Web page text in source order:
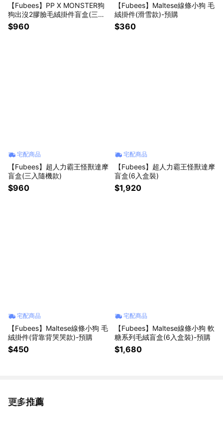
【Fubees】PP X MONSTER狗
狗出沒2膠臉毛絨掛件盲盒(三入
隨機款)
$960
【Fubees】Maltese線條小狗 毛
絨掛件(滑雪款)-預購
$360
宅配商品
【Fubees】超人力霸王怪獸達摩
盲盒(三入隨機款)
$960
宅配商品
【Fubees】超人力霸王怪獸達摩
盲盒(6入盒裝)
$1,920
宅配商品
【Fubees】Maltese線條小狗 毛
絨掛件(背靠背哭哭款)-預購
$450
宅配商品
【Fubees】Maltese線條小狗 軟
糖系列毛絨盲盒(6入盒裝)-預購
$1,680
更多推薦
看更多